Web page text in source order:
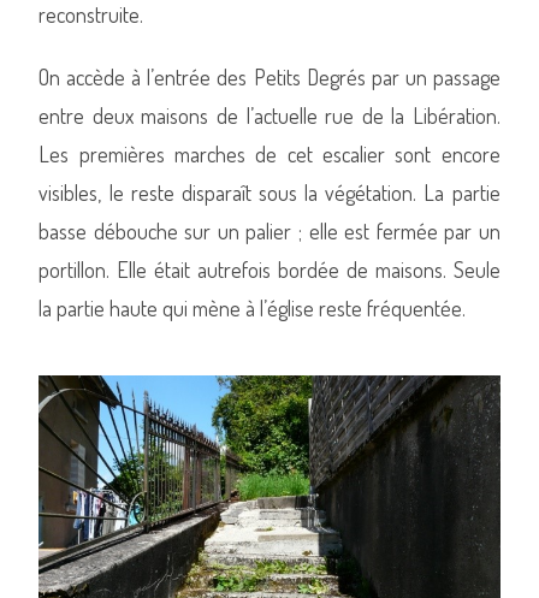
reconstruite.
On accède à l’entrée des Petits Degrés par un passage
entre deux maisons de l’actuelle rue de la Libération.
Les premières marches de cet escalier sont encore
visibles, le reste disparaît sous la végétation. La partie
basse débouche sur un palier ; elle est fermée par un
portillon. Elle était autrefois bordée de maisons. Seule
la partie haute qui mène à l’église reste fréquentée.